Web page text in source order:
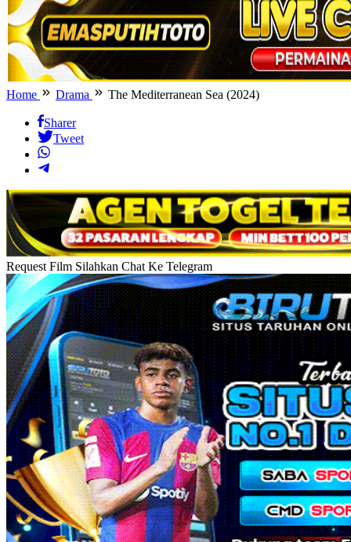
Home Drama The Mediterranean Sea (2024)
Sharer
Tweet
Request Film Silahkan Chat Ke Telegram